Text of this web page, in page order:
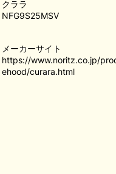
メーカーサイト
https://www.noritz.co.jp/
ehood/curara.html
クララ
NFG9S25MSV